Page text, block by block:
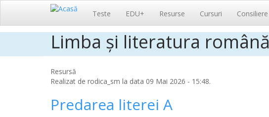
conținutul
Navigare
principală
Teste EDU+ Resurse Cursuri Consiliere
Limba şi literatura română
Resursă
Realizat de rodica_sm la data 09 Mai 2026 - 15:48.
Predarea literei A